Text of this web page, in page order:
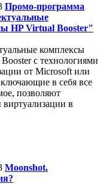
Промо-программа
HP Virtual Booster"
комплексы
с технологиями
от Microsoft или
в себя все
позволяют
виртуализации в
Moonshot.